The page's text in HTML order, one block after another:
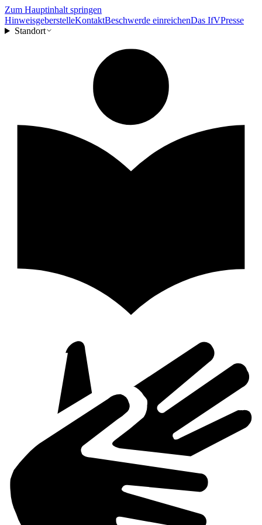
Zum Hauptinhalt springen
HinweisgeberstelleKontaktBeschwerde einreichenDas IfVPresse
Standort